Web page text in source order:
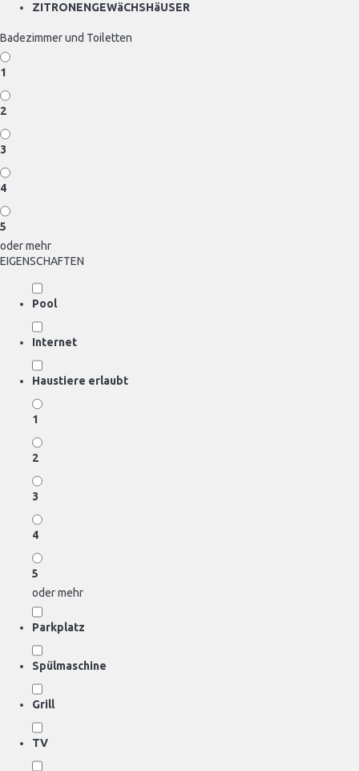
ZITRONENGEWäCHSHäUSER
Badezimmer und Toiletten
1
2
3
4
5
oder mehr
EIGENSCHAFTEN
Pool
Internet
Haustiere erlaubt
1
2
3
4
5
oder mehr
Parkplatz
Spülmaschine
Grill
TV